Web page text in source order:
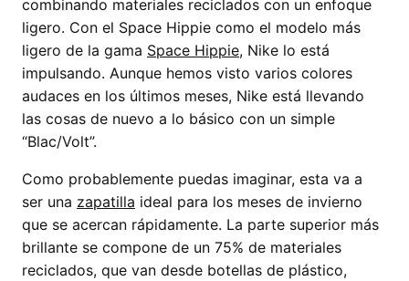
combinando materiales reciclados con un enfoque
ligero. Con el Space Hippie como el modelo más
ligero de la gama Space Hippie, Nike lo está
impulsando. Aunque hemos visto varios colores
audaces en los últimos meses, Nike está llevando
las cosas de nuevo a lo básico con un simple
“Blac/Volt”.
Como probablemente puedas imaginar, esta va a
ser una zapatilla ideal para los meses de invierno
que se acercan rápidamente. La parte superior más
brillante se compone de un 75% de materiales
reciclados, que van desde botellas de plástico,